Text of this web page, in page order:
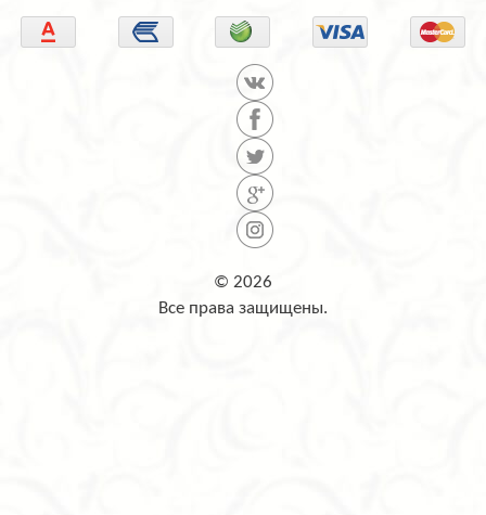
© 2026
Все права защищены.